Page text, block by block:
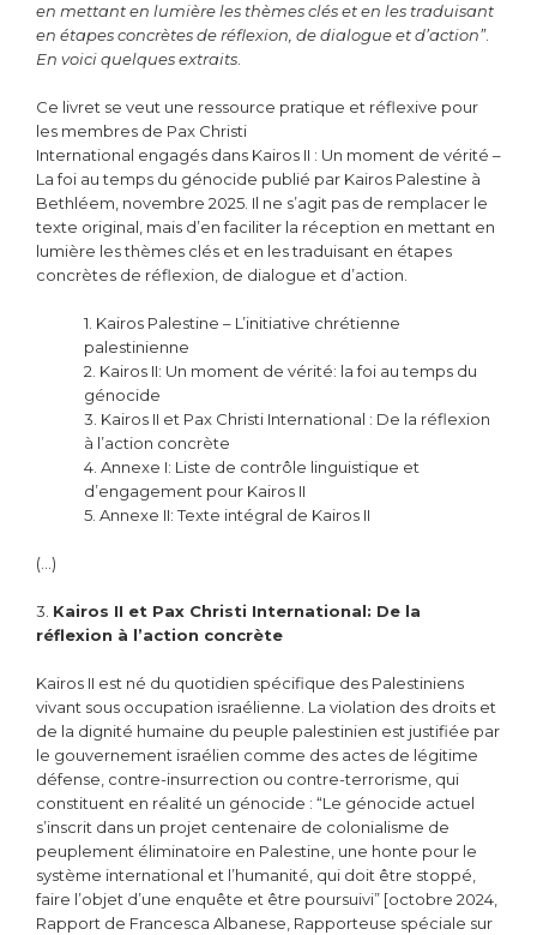
en mettant en lumière les thèmes clés et en les traduisant
en étapes concrètes de réflexion, de dialogue et d’action”.
En voici quelques extraits.
Ce livret se veut une ressource pratique et réflexive pour
les membres de Pax Christi
International engagés dans Kairos II : Un moment de vérité –
La foi au temps du génocide publié par Kairos Palestine à
Bethléem, novembre 2025. Il ne s’agit pas de remplacer le
texte original, mais d’en faciliter la réception en mettant en
lumière les thèmes clés et en les traduisant en étapes
concrètes de réflexion, de dialogue et d’action.
1. Kairos Palestine – L’initiative chrétienne
palestinienne
2. Kairos II: Un moment de vérité: la foi au temps du
génocide
3. Kairos II et Pax Christi International : De la réflexion
à l’action concrète
4. Annexe I: Liste de contrôle linguistique et
d’engagement pour Kairos II
5. Annexe II: Texte intégral de Kairos II
(…)
3. Kairos II et Pax Christi International: De la
réflexion à l’action concrète
Kairos II est né du quotidien spécifique des Palestiniens
vivant sous occupation israélienne. La violation des droits et
de la dignité humaine du peuple palestinien est justifiée par
le gouvernement israélien comme des actes de légitime
défense, contre-insurrection ou contre-terrorisme, qui
constituent en réalité un génocide : “Le génocide actuel
s’inscrit dans un projet centenaire de colonialisme de
peuplement éliminatoire en Palestine, une honte pour le
système international et l’humanité, qui doit être stoppé,
faire l’objet d’une enquête et être poursuivi” [octobre 2024,
Rapport de Francesca Albanese, Rapporteuse spéciale sur